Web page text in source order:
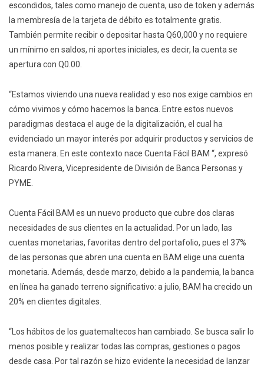
escondidos, tales como manejo de cuenta, uso de token y además
la membresía de la tarjeta de débito es totalmente gratis.
También permite recibir o depositar hasta Q60,000 y no requiere
un mínimo en saldos, ni aportes iniciales, es decir, la cuenta se
apertura con Q0.00.
“Estamos viviendo una nueva realidad y eso nos exige cambios en
cómo vivimos y cómo hacemos la banca. Entre estos nuevos
paradigmas destaca el auge de la digitalización, el cual ha
evidenciado un mayor interés por adquirir productos y servicios de
esta manera. En este contexto nace Cuenta Fácil BAM “, expresó
Ricardo Rivera, Vicepresidente de División de Banca Personas y
PYME.
Cuenta Fácil BAM es un nuevo producto que cubre dos claras
necesidades de sus clientes en la actualidad. Por un lado, las
cuentas monetarias, favoritas dentro del portafolio, pues el 37%
de las personas que abren una cuenta en BAM elige una cuenta
monetaria. Además, desde marzo, debido a la pandemia, la banca
en línea ha ganado terreno significativo: a julio, BAM ha crecido un
20% en clientes digitales.
“Los hábitos de los guatemaltecos han cambiado. Se busca salir lo
menos posible y realizar todas las compras, gestiones o pagos
desde casa. Por tal razón se hizo evidente la necesidad de lanzar